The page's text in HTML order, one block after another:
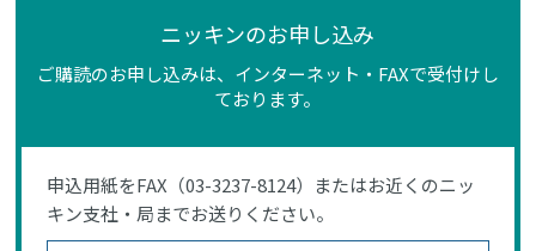
ニッキンのお申し込み
ご購読のお申し込みは、インターネット・FAXで受付けし
ております。
申込用紙をFAX（03-3237-8124）またはお近くのニッ
キン支社・局までお送りください。